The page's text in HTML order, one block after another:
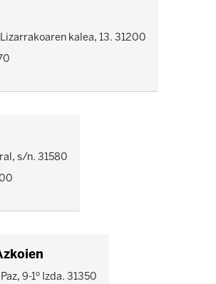
kalea, 13. 31200
s/n. 31580
9-1º Izda. 31350